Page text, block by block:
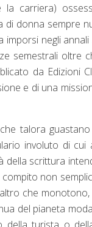
la carriera)
di donna sempre
imporsi negli
semestrali oltre
da Edizioni
e di una
talora
involuto di cui
scrittura
non
che
del pianeta
turista o